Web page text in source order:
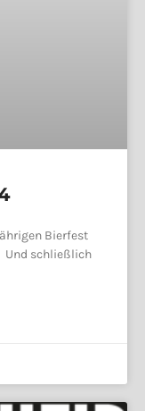
Bierfest
Und schließlich